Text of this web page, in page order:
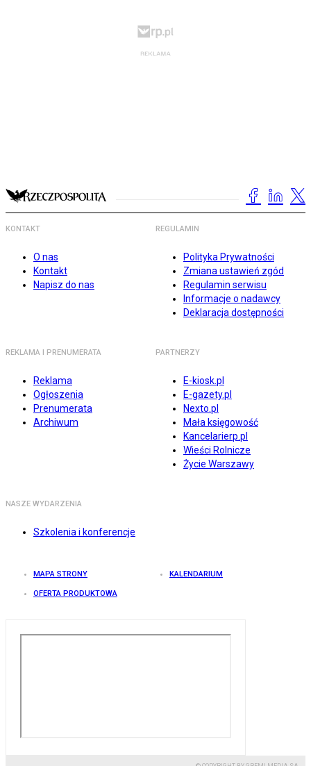
KONTAKT
O nas
Kontakt
Napisz do nas
REGULAMIN
Polityka Prywatności
Zmiana ustawień zgód
Regulamin serwisu
Informacje o nadawcy
Deklaracja dostępności
REKLAMA I PRENUMERATA
Reklama
Ogłoszenia
Prenumerata
Archiwum
PARTNERZY
E-kiosk.pl
E-gazety.pl
Nexto.pl
Mała księgowość
Kancelarierp.pl
Wieści Rolnicze
Życie Warszawy
NASZE WYDARZENIA
Szkolenia i konferencje
MAPA STRONY KALENDARIUM
OFERTA PRODUKTOWA